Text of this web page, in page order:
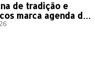
de tradição e
marca agenda de
em Colinas